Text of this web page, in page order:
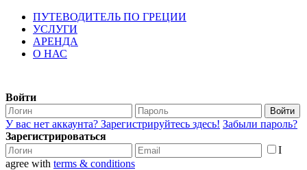
ПУТЕВОДИТЕЛЬ ПО ГРЕЦИИ
УСЛУГИ
АРЕНДА
О НАС
Войти
Войти
У вас нет аккаунта? Зарегистрируйтесь здесь! Забыли пароль?
Зарегистрироваться
I
agree with terms & conditions